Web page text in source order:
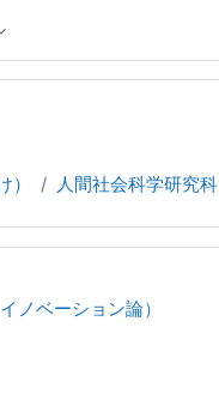
人間社会科学研究科
ノベーション論）